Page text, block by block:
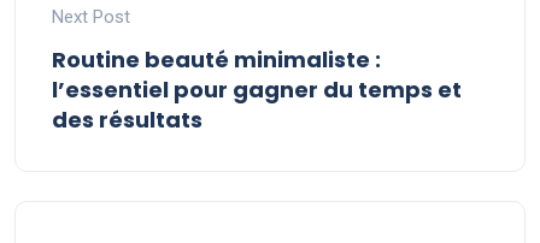
Next Post
Routine beauté minimaliste :
l’essentiel pour gagner du temps et
des résultats